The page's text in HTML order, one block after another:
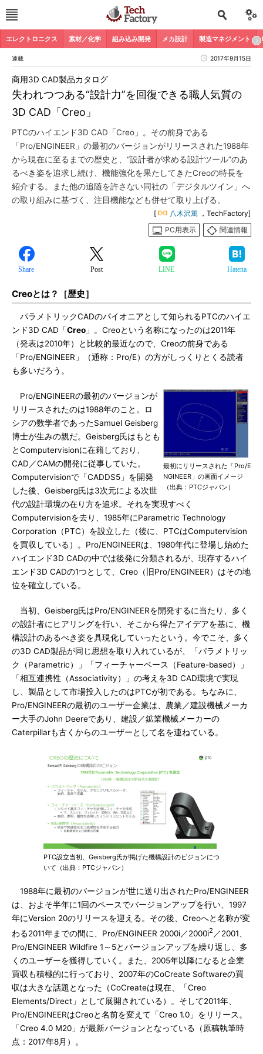
エレクトロニクス 素材／化学 組み込み開発 メカ設計 製造マネジメント
連載 2017年9月15日
失われつつある“設計力”を回復できる職人気質の
3D CAD「Creo」
商用3D CAD製品カタログ
PTCのハイエンド3D CAD「Creo」。その前身である
「Pro/ENGINEER」の最初のバージョンがリリースされた1988年
から現在に至るまでの歴史と、“設計者が求める設計ツール”のあ
るべき姿を追求し続け、機能強化を果たしてきたCreoの特長を
紹介する。また他の追随を許さない同社の「デジタルツイン」へ
の取り組みに基づく、注目機能なども併せて取り上げる。
[ 八木沢篤 ，TechFactory]
PC用表示
関連情報
Share Post LINE Hatena
Creoとは？［歴史］
パラメトリックCADのパイオニアとして知られるPTCのハイエ
ンド3D CAD「Creo 」。Creoという名称になったのは2011年
（発表は2010年）と比較的最近なので、Creoの前身である
「Pro/ENGINEER」（通称：Pro/E）の方がしっくりとくる読者
も多いだろう。
最初にリリースされた「Pro/E
NGINEER」の画面イメージ
（出典：PTCジャパン）
Pro/ENGINEERの最初のバージョンが
リリースされたのは1988年のこと。ロ
シアの数学者であったSamuel Geisberg
博士が生みの親だ。Geisberg氏はもとも
とComputervisionに在籍しており、
CAD／CAMの開発に従事していた。
Computervisionで「CADDS5」を開発
した後、Geisberg氏は3次元による次世
代の設計環境の在り方を追求。それを実現すべく
Computervisionを去り、1985年にParametric Technology
Corporation（PTC）を設立した（後に、PTCはComputervision
を買収している）。Pro/ENGINEERは、1980年代に登場し始めた
ハイエンド3D CADの中では後発に分類されるが、現存するハイ
エンド3D CADの1つとして、Creo（旧Pro/ENGINEER）はその地
位を確立している。
当初、Geisberg氏はPro/ENGINEERを開発するに当たり、多く
の設計者にヒアリングを行い、そこから得たアイデアを基に、機
構設計のあるべき姿を具現化していったという。今でこそ、多く
の3D CAD製品が同じ思想を取り入れているが、「パラメトリッ
ク（Parametric）」「フィーチャーベース（Feature-based）」
「相互連携性（Associativity）」の考えを3D CAD環境で実現
し、製品として市場投入したのはPTCが初である。ちなみに、
Pro/ENGINEERの最初のユーザー企業は、農業／建設機械メーカ
ー大手のJohn Deereであり、建設／鉱業機械メーカーの
Caterpillarも古くからのユーザーとして名を連ねている。
PTC設立当初、Geisberg氏が掲げた機構設計のビジョンにつ
いて（出典：PTCジャパン）
1988年に最初のバージョンが世に送り出されたPro/ENGINEER
は、およそ半年に1回のペースでバージョンアップを行い、1997
年にVersion 20のリリースを迎える。その後、Creoへと名称が変
わる2011年までの間に、Pro/ENGINEER 2000i／2000i2 ／2001、
Pro/ENGINEER Wildfire 1～5とバージョンアップを繰り返し、多
くのユーザーを獲得していく。また、2005年以降になると企業
買収も積極的に行っており、2007年のCoCreate Softwareの買
収は大きな話題となった（CoCreateは現在、「Creo
Elements/Direct」として展開されている）。そして2011年、
Pro/ENGINEERはCreoと名前を変えて「Creo 1.0」をリリース。
「Creo 4.0 M20」が最新バージョンとなっている（原稿執筆時
点：2017年8月）。